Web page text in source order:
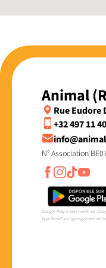
Animal
Rue Eudore
+32 497 11
N° Association
Google Play is een merk van
App Store® zijn geregistreerde